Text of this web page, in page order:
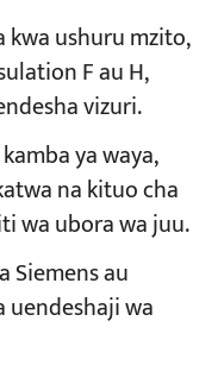
kwa ushuru mzito,
F au H,
vizuri.
ya waya,
na kituo cha
wa ubora wa juu.
Siemens au
uendeshaji wa